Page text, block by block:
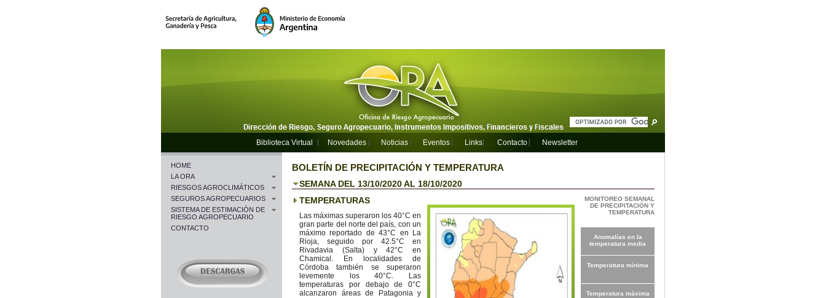
Biblioteca Virtual Novedades Noticias Eventos Links Contacto Newsletter
HOME
LA ORA
RIESGOS AGROCLIMÁTICOS
SEGUROS AGROPECUARIOS
SISTEMA DE ESTIMACIÓN DE
RIESGO AGROPECUARIO
CONTACTO
BOLETÍN DE PRECIPITACIÓN Y TEMPERATURA
SEMANA DEL 13/10/2020 AL 18/10/2020
MONITOREO SEMANAL
DE PRECIPITACIÓN Y
TEMPERATURA
Anomalías en la
temperatura media
Temperatura mínima
Temperatura máxima
TEMPERATURAS
Las máximas superaron los 40°C en
gran parte del norte del país, con un
máximo reportado de 43°C en La
Rioja, seguido por 42.5°C en
Rivadavia (Salta) y 42°C en
Chamical. En localidades de
Córdoba también se superaron
levemente los 40°C. Las
temperaturas por debajo de 0°C
alcanzaron áreas de Patagonia y